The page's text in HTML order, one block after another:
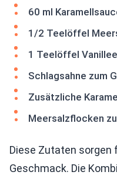
60 ml
1/2 Teelöffel
1 Teelöffel
Schlagsahne zum
Zusätzliche
Meersalzflocken
Diese Zutaten sorgen
Geschmack. Die